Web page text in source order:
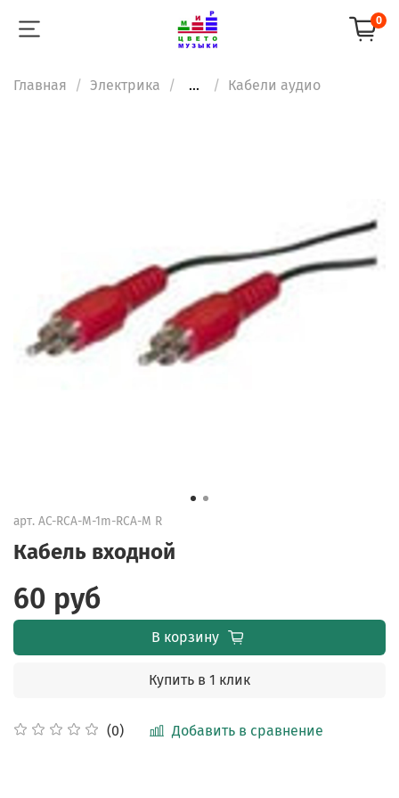
0
Главная Электрика ... Кабели аудио
арт. AC-RCA-M-1m-RCA-M R
Кабель входной
(0) Добавить в сравнение
60 руб
В корзину
Купить в 1 клик